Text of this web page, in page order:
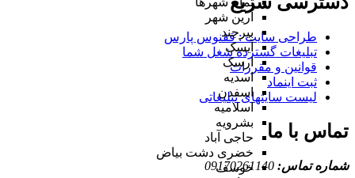
آرین شهر
بیرجند
آیسک
ارسک
اسدیه
اسفدن
اسلامیه
بشرویه
حاجی آباد
خضری دشت بیاض
خوسف
طراحی سایت :‌ ققنوس پارس
تبلیغات گسترده شغل شما
قوانین و مقررات
ثبت اینماد
لیست سایتهای تبلیغاتی
تماس با ما
شماره تماس: 09170261140